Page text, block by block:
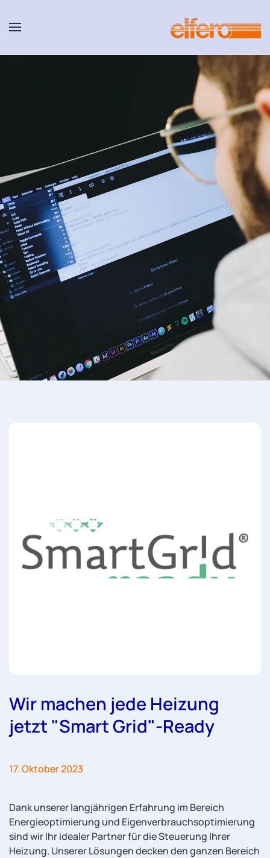
Wir machen jede Heizung
jetzt "Smart Grid"-Ready
17. Oktober 2023
Dank unserer langjährigen Erfahrung im Bereich
Energieoptimierung und Eigenverbrauchsoptimierung
sind wir Ihr idealer Partner für die Steuerung Ihrer
Heizung. Unserer Lösungen decken den ganzen Bereich